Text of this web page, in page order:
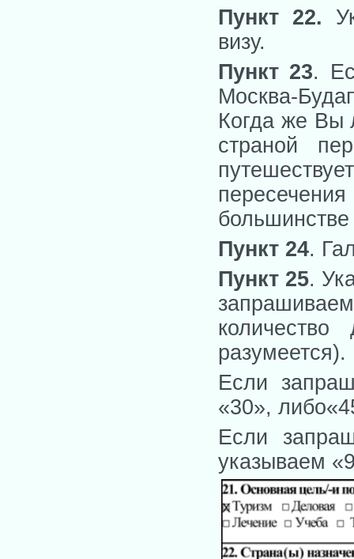
Пункт 22.
визу.
Пункт 23.
Москва-
Когда же Вы
страной
Пункт 24.
Пункт 25.
разумеется).
Если
«30»,
Если
указываем